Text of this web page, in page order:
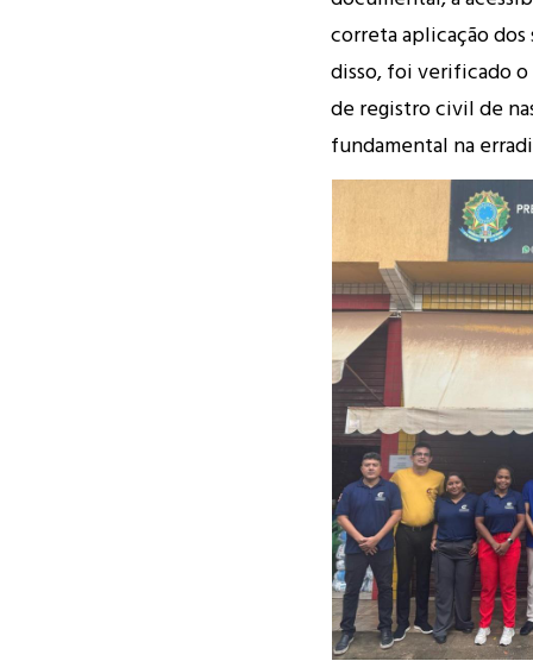
correta aplicação
disso, foi verificado
de registro civil de
fundamental na